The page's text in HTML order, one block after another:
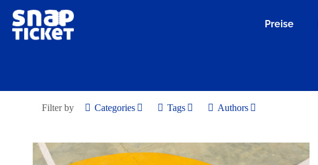
Preise
Filter by Categories Tags Authors